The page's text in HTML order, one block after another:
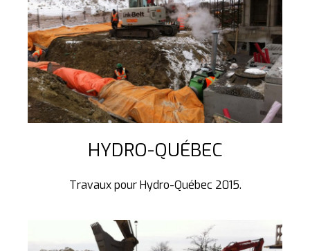
HYDRO-QUÉBEC
Travaux pour Hydro-Québec 2015.